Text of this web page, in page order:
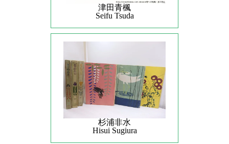
津田青楓
Seifu Tsuda
杉浦非水
Hisui Sugiura